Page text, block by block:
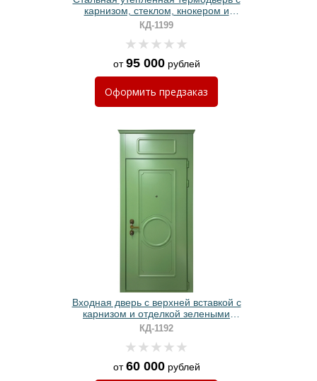
карнизом, стеклом, кнокером и
отбойником (отделка МДФ RAL)
КД-1199
от95 000рублей
Оформить предзаказ
Входная дверь с верхней вставкой с
карнизом и отделкой зелеными
окрашенными плитами МДФ RAL
КД-1192
от60 000рублей